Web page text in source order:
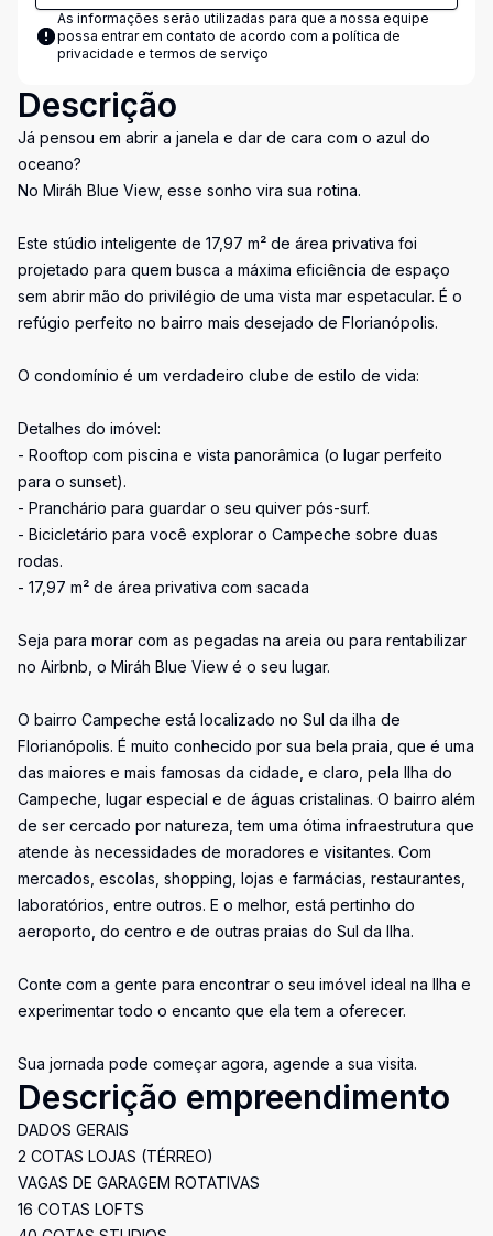
As informações serão utilizadas para que a nossa equipe
possa entrar em contato de acordo com a política de
privacidade e termos de serviço
Descrição
Já pensou em abrir a janela e dar de cara com o azul do
oceano?
No Miráh Blue View, esse sonho vira sua rotina.
Este stúdio inteligente de 17,97 m² de área privativa foi
projetado para quem busca a máxima eficiência de espaço
sem abrir mão do privilégio de uma vista mar espetacular. É o
refúgio perfeito no bairro mais desejado de Florianópolis.
O condomínio é um verdadeiro clube de estilo de vida:
Detalhes do imóvel:
- Rooftop com piscina e vista panorâmica (o lugar perfeito
para o sunset).
- Pranchário para guardar o seu quiver pós-surf.
- Bicicletário para você explorar o Campeche sobre duas
rodas.
- 17,97 m² de área privativa com sacada
Seja para morar com as pegadas na areia ou para rentabilizar
no Airbnb, o Miráh Blue View é o seu lugar.
O bairro Campeche está localizado no Sul da ilha de
Florianópolis. É muito conhecido por sua bela praia, que é uma
das maiores e mais famosas da cidade, e claro, pela Ilha do
Campeche, lugar especial e de águas cristalinas. O bairro além
de ser cercado por natureza, tem uma ótima infraestrutura que
atende às necessidades de moradores e visitantes. Com
mercados, escolas, shopping, lojas e farmácias, restaurantes,
laboratórios, entre outros. E o melhor, está pertinho do
aeroporto, do centro e de outras praias do Sul da Ilha.
Conte com a gente para encontrar o seu imóvel ideal na Ilha e
experimentar todo o encanto que ela tem a oferecer.
Sua jornada pode começar agora, agende a sua visita.
Descrição empreendimento
DADOS GERAIS
2 COTAS LOJAS (TÉRREO)
VAGAS DE GARAGEM ROTATIVAS
16 COTAS LOFTS